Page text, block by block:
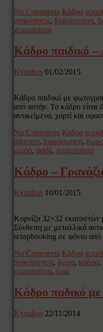
No Comments Κάδρα
αναμνήσεις, διακόσμηση,
χειροποίητο
Κάδρο παιδικό –
Kyriakos 01/02/2015
Κάδρο παιδικό με
από αυτήν. Το κάδρο είναι
αντικείμενα, χαρτί και
No Comments Κάδρα
βάπτιση, διακόσμηση, δώρο
μωρό, παιδί, χειροποίητο
Κάδρο –
Kyriakos 10/01/2015
Κορνίζα 32×32 εκατοστών
Σύνθεση με μεταλλικά
scrapbooking σε φόντο από
No Comments Κάδρα
διακόσμηση, δώρο, κάδρο,
χειροποίητο, ώρα
Κάδρο παδικό με
Kyriakos 22/11/2014